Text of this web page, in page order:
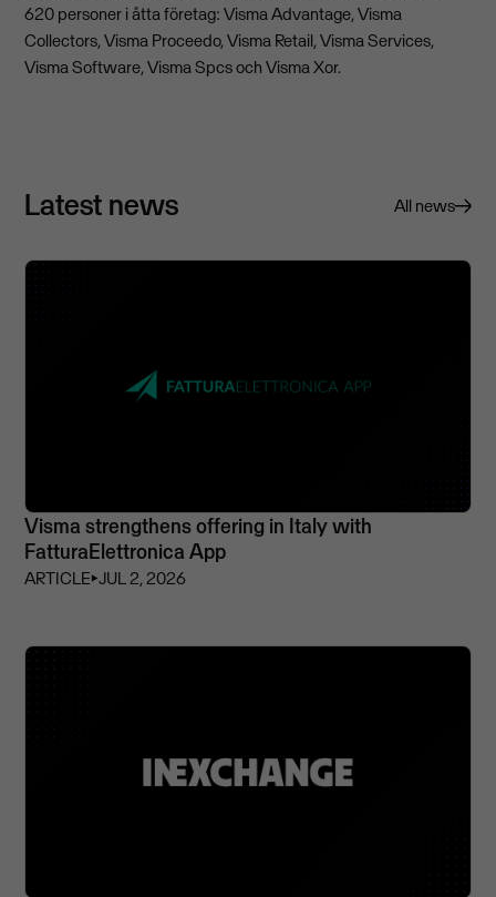
620 personer i åtta företag: Visma Advantage, Visma
Collectors, Visma Proceedo, Visma Retail, Visma Services,
Visma Software, Visma Spcs och Visma Xor.
Latest news All news
Visma strengthens offering in Italy with
FatturaElettronica App
ARTICLE⏵JUL 2, 2026